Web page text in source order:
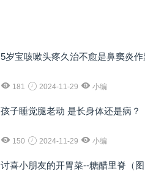
5岁宝咳嗽头疼久治不愈是鼻窦炎作
181 2024-11-29 小编
孩子睡觉腿老动 是长身体还是病？
150 2024-11-29 小编
讨喜小朋友的开胃菜--糖醋里脊（